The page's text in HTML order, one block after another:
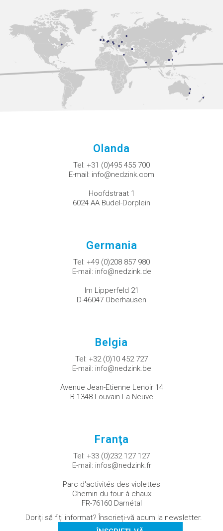
Olanda
Tel: +31 (0)495 455 700
E-mail: info@nedzink.com
Hoofdstraat 1
6024 AA Budel-Dorplein
Germania
Tel: +49 (0)208 857 980
E-mail: info@nedzink.de
Im Lipperfeld 21
D-46047 Oberhausen
Belgia
Tel: +32 (0)10 452 727
E-mail: info@nedzink.be
Avenue Jean-Etienne Lenoir 14
B-1348 Louvain-La-Neuve
Franţa
Tel: +33 (0)232 127 127
E-mail: infos@nedzink.fr
Parc d'activités des violettes
Chemin du four à chaux
FR-76160 Darnétal
Doriți să fiți informat? Înscrieți-vă acum la newsletter.